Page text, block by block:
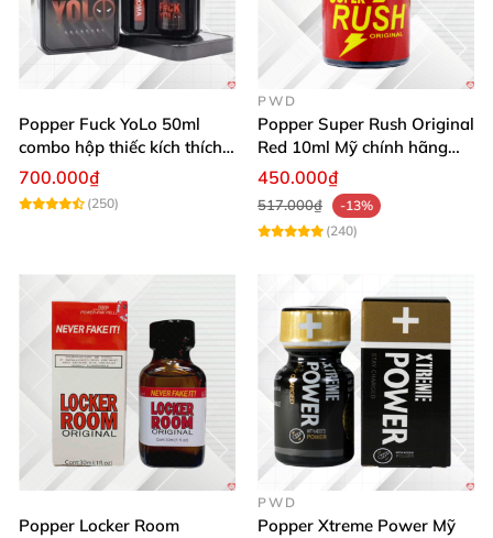
Popper Fuck YoLo 50ml
combo hộp thiếc kích thích
Top Bot hiệu quả
700.000₫
(250)
PWD
Popper Super Rush Original
Red 10ml Mỹ chính hãng
tăng khoái cảm cực mạnh
450.000₫
517.000₫
-13%
(240)
Popper Locker Room
PWD
Popper Xtreme Power Mỹ